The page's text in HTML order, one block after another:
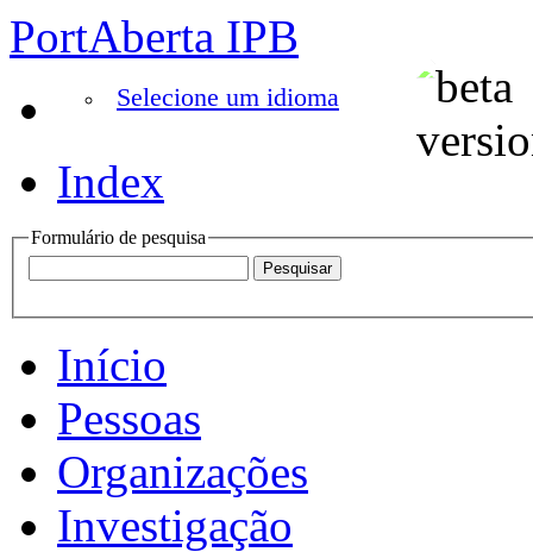
PortAberta IPB
Selecione um idioma
Index
Formulário de pesquisa
Início
Pessoas
Organizações
Investigação